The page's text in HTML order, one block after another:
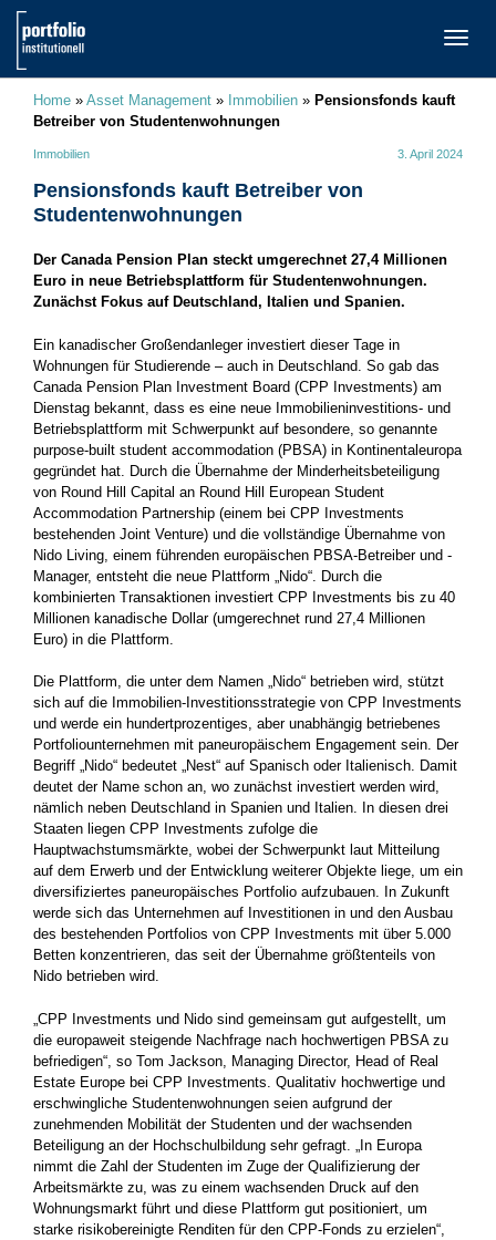
Home » Asset Management » Immobilien » Pensionsfonds kauft
Betreiber von Studentenwohnungen
Immobilien 3. April 2024
Pensionsfonds kauft Betreiber von
Studentenwohnungen
Der Canada Pension Plan steckt umgerechnet 27,4 Millionen
Euro in neue Betriebsplattform für Studentenwohnungen.
Zunächst Fokus auf Deutschland, Italien und Spanien.
Ein kanadischer Großendanleger investiert dieser Tage in
Wohnungen für Studierende – auch in Deutschland. So gab das
Canada Pension Plan Investment Board (CPP Investments) am
Dienstag bekannt, dass es eine neue Immobilieninvestitions- und
Betriebsplattform mit Schwerpunkt auf besondere, so genannte
purpose-built student accommodation (PBSA) in Kontinentaleuropa
gegründet hat. Durch die Übernahme der Minderheitsbeteiligung
von Round Hill Capital an Round Hill European Student
Accommodation Partnership (einem bei CPP Investments
bestehenden Joint Venture) und die vollständige Übernahme von
Nido Living, einem führenden europäischen PBSA-Betreiber und -
Manager, entsteht die neue Plattform „Nido“. Durch die
kombinierten Transaktionen investiert CPP Investments bis zu 40
Millionen kanadische Dollar (umgerechnet rund 27,4 Millionen
Euro) in die Plattform.
Die Plattform, die unter dem Namen „Nido“ betrieben wird, stützt
sich auf die Immobilien-Investitionsstrategie von CPP Investments
und werde ein hundertprozentiges, aber unabhängig betriebenes
Portfoliounternehmen mit paneuropäischem Engagement sein. Der
Begriff „Nido“ bedeutet „Nest“ auf Spanisch oder Italienisch. Damit
deutet der Name schon an, wo zunächst investiert werden wird,
nämlich neben Deutschland in Spanien und Italien. In diesen drei
Staaten liegen CPP Investments zufolge die
Hauptwachstumsmärkte, wobei der Schwerpunkt laut Mitteilung
auf dem Erwerb und der Entwicklung weiterer Objekte liege, um ein
diversifiziertes paneuropäisches Portfolio aufzubauen. In Zukunft
werde sich das Unternehmen auf Investitionen in und den Ausbau
des bestehenden Portfolios von CPP Investments mit über 5.000
Betten konzentrieren, das seit der Übernahme größtenteils von
Nido betrieben wird.
„CPP Investments und Nido sind gemeinsam gut aufgestellt, um
die europaweit steigende Nachfrage nach hochwertigen PBSA zu
befriedigen“, so Tom Jackson, Managing Director, Head of Real
Estate Europe bei CPP Investments. Qualitativ hochwertige und
erschwingliche Studentenwohnungen seien aufgrund der
zunehmenden Mobilität der Studenten und der wachsenden
Beteiligung an der Hochschulbildung sehr gefragt. „In Europa
nimmt die Zahl der Studenten im Zuge der Qualifizierung der
Arbeitsmärkte zu, was zu einem wachsenden Druck auf den
Wohnungsmarkt führt und diese Plattform gut positioniert, um
starke risikobereinigte Renditen für den CPP-Fonds zu erzielen“,